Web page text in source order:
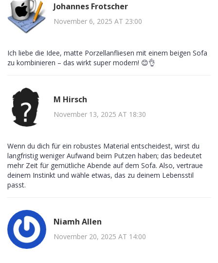
Johannes Frotscher
November 6, 2025 AT 23:00
Ich liebe die Idee, matte Porzellanfliesen mit einem beigen Sofa
zu kombinieren – das wirkt super modern! 😊👌
M Hirsch
November 13, 2025 AT 18:30
Wenn du dich für ein robustes Material entscheidest, wirst du
langfristig weniger Aufwand beim Putzen haben; das bedeutet
mehr Zeit für gemütliche Abende auf dem Sofa. Also, vertraue
deinem Instinkt und wähle etwas, das zu deinem Lebensstil
passt.
Niamh Allen
November 20, 2025 AT 14:00